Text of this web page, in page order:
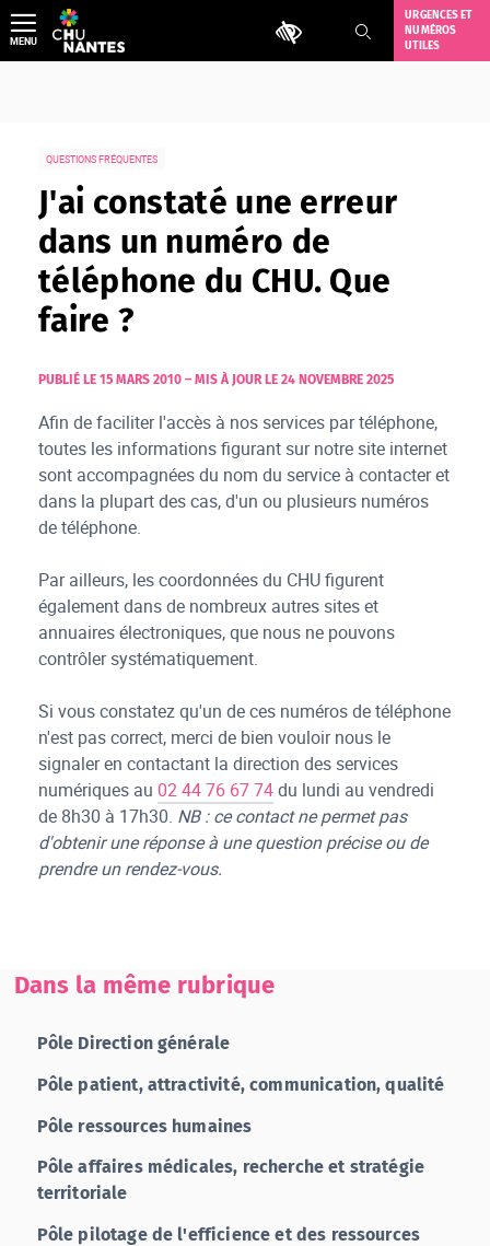
Aller
au
contenu
Outils d'accessibilité
URGENCES ET
NUMÉROS
UTILES
MENU
QUESTIONS FRÉQUENTES
J'ai constaté une erreur
dans un numéro de
téléphone du CHU. Que
faire ?
PUBLIÉ LE 15 MARS 2010 – MIS À JOUR LE 24 NOVEMBRE 2025
Afin de faciliter l'accès à nos services par téléphone,
toutes les informations figurant sur notre site internet
sont accompagnées du nom du service à contacter et
dans la plupart des cas, d'un ou plusieurs numéros
de téléphone.
Par ailleurs, les coordonnées du CHU figurent
également dans de nombreux autres sites et
annuaires électroniques, que nous ne pouvons
contrôler systématiquement.
Si vous constatez qu'un de ces numéros de téléphone
n'est pas correct, merci de bien vouloir nous le
signaler en contactant la direction des services
numériques au 02 44 76 67 74du lundi au vendredi
de 8h30 à 17h30. NB : ce contact ne permet pas
d'obtenir une réponse à une question précise ou de
prendre un rendez-vous.
Dans la même rubrique
Pôle Direction générale
Pôle patient, attractivité, communication, qualité
Pôle ressources humaines
Pôle affaires médicales, recherche et stratégie
territoriale
Pôle pilotage de l'efficience et des ressources